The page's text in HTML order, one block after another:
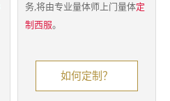
务,将由专业量体师上门量体定
制西服。
如何定制？